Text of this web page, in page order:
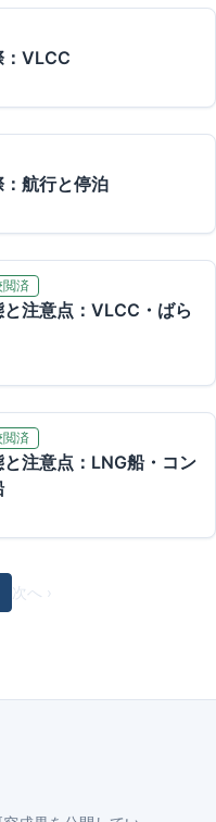
：VLCC
航行と停泊
閲済
注意点：VLCC・ばら
閲済
注意点：LNG船・コン
次へ ›